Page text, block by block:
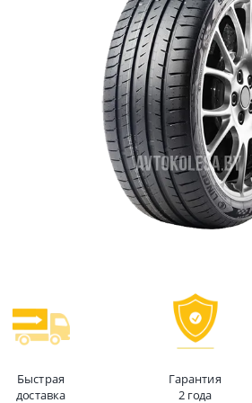
Быстрая
доставка
Гарантия
2 года